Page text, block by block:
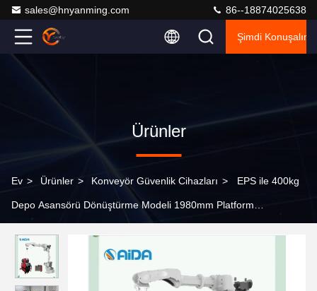
sales@hnyanming.com 86--18874025638
Şimdi Konuşalım.
Ürünler
Ev > Ürünler > Konveyör Güvenlik Cihazları > EPS ile 400kg
Depo Asansörü Dönüştürme Modeli 1980mm Platform